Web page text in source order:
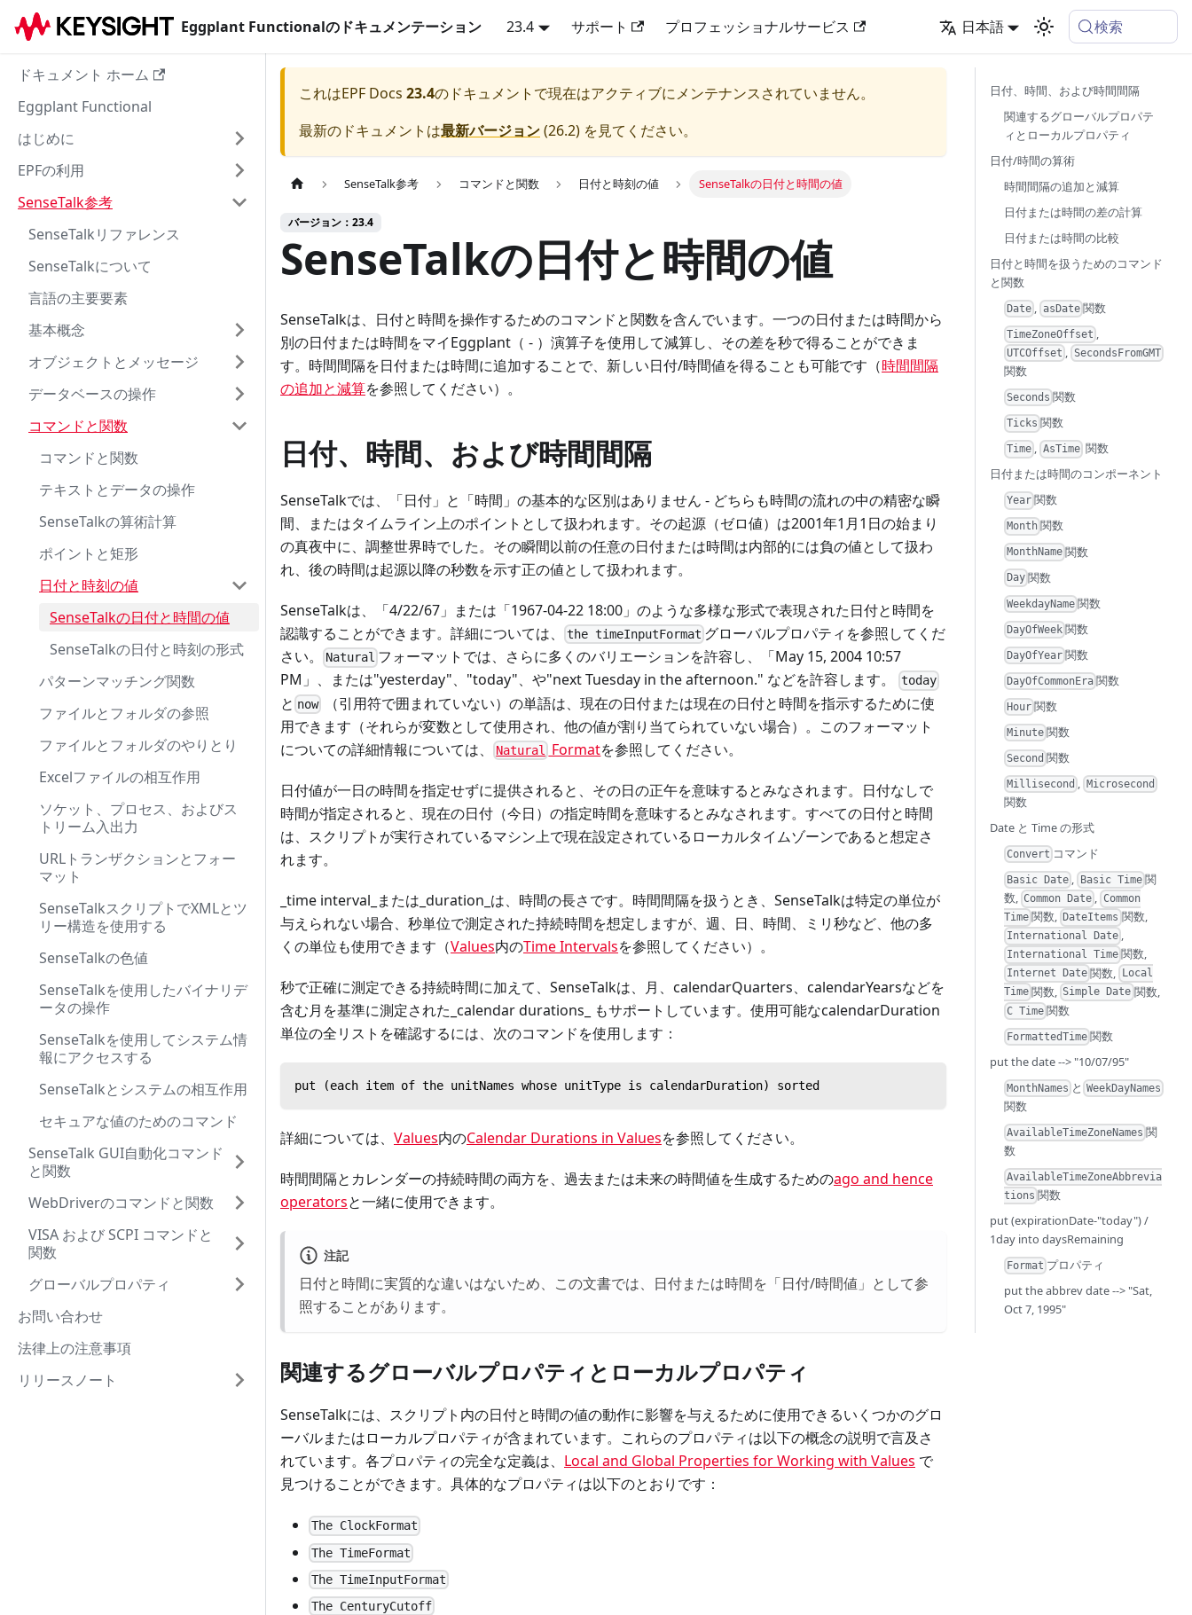
Eggplant Functionalのドキュメンテーション 23.4 サポート プロフェッショナルサービス 日本語 検索
ドキュメント ホーム
Eggplant Functional
はじめに
EPFの利用
SenseTalk参考
SenseTalkリファレンス
SenseTalkについて
言語の主要要素
基本概念
オブジェクトとメッセージ
データベースの操作
コマンドと関数
コマンドと関数
テキストとデータの操作
SenseTalkの算術計算
ポイントと矩形
日付と時刻の値
SenseTalkの日付と時間の値
SenseTalkの日付と時刻の形式
パターンマッチング関数
ファイルとフォルダの参照
ファイルとフォルダのやりとり
Excelファイルの相互作用
ソケット、プロセス、およびス
トリーム入出力
URLトランザクションとフォー
マット
SenseTalkスクリプトでXMLとツ
リー構造を使用する
SenseTalkの色値
SenseTalkを使用したバイナリデ
ータの操作
SenseTalkを使用してシステム情
報にアクセスする
SenseTalkとシステムの相互作用
セキュアな値のためのコマンド
SenseTalk GUI自動化コマンド
と関数
WebDriverのコマンドと関数
VISA および SCPI コマンドと
関数
グローバルプロパティ
お問い合わせ
法律上の注意事項
リリースノート
これはEPF Docs 23.4のドキュメントで現在はアクティブにメンテナンスされていません。
最新のドキュメントは最新バージョン(26.2) を見てください。
SenseTalk参考 コマンドと関数 日付と時刻の値 SenseTalkの日付と時間の値
バージョン：23.4
SenseTalkの日付と時間の値
SenseTalkは、日付と時間を操作するためのコマンドと関数を含んでいます。一つの日付または時間から
別の日付または時間をマイEggplant（ - ）演算子を使用して減算し、その差を秒で得ることができま
す。時間間隔を日付または時間に追加することで、新しい日付/時間値を得ることも可能です（時間間隔
の追加と減算を参照してください）。
日付、時間、および時間間隔
SenseTalkでは、「日付」と「時間」の基本的な区別はありません - どちらも時間の流れの中の精密な瞬
間、またはタイムライン上のポイントとして扱われます。その起源（ゼロ値）は2001年1月1日の始まり
の真夜中に、調整世界時でした。その瞬間以前の任意の日付または時間は内部的には負の値として扱わ
れ、後の時間は起源以降の秒数を示す正の値として扱われます。
SenseTalkは、「4/22/67」または「1967-04-22 18:00」のような多様な形式で表現された日付と時間を
認識することができます。詳細については、
the timeInputFormat グローバルプロパティを参照してくだ
さい。
Natural フォーマットでは、さらに多くのバリエーションを許容し、「May 15, 2004 10:57
PM」、または"yesterday"、"today"、や"next Tuesday in the afternoon." などを許容します。
today
と now
（引用符で囲まれていない）の単語は、現在の日付または現在の日付と時間を指示するために使
用できます（それらが変数として使用され、他の値が割り当てられていない場合）。このフォーマット
についての詳細情報については、
Natural Formatを参照してください。
日付値が一日の時間を指定せずに提供されると、その日の正午を意味するとみなされます。日付なしで
時間が指定されると、現在の日付（今日）の指定時間を意味するとみなされます。すべての日付と時間
は、スクリプトが実行されているマシン上で現在設定されているローカルタイムゾーンであると想定さ
れます。
_time interval_または_duration_は、時間の長さです。時間間隔を扱うとき、SenseTalkは特定の単位が
与えられない場合、秒単位で測定された持続時間を想定しますが、週、日、時間、ミリ秒など、他の多
くの単位も使用できます（Values内のTime Intervalsを参照してください）。
秒で正確に測定できる持続時間に加えて、SenseTalkは、月、calendarQuarters、calendarYearsなどを
含む月を基準に測定された_calendar durations_ もサポートしています。使用可能なcalendarDuration
単位の全リストを確認するには、次のコマンドを使用します：
put (each item of the unitNames whose unitType is calendarDuration) sorted
詳細については、 Values内のCalendar Durations in Valuesを参照してください。
時間間隔とカレンダーの持続時間の両方を、過去または未来の時間値を生成するためのago and hence
operatorsと一緒に使用できます。
注記
日付と時間に実質的な違いはないため、この文書では、日付または時間を「日付/時間値」として参
照することがあります。
関連するグローバルプロパティとローカルプロパティ
SenseTalkには、スクリプト内の日付と時間の値の動作に影響を与えるために使用できるいくつかのグロ
ーバルまたはローカルプロパティが含まれています。これらのプロパティは以下の概念の説明で言及さ
れています。各プロパティの完全な定義は、 Local and Global Properties for Working with Values で
見つけることができます。具体的なプロパティは以下のとおりです：
The ClockFormat
The TimeFormat
The TimeInputFormat
The CenturyCutoff
日付、時間、および時間間隔
関連するグローバルプロパテ
ィとローカルプロパティ
日付/時間の算術
時間間隔の追加と減算
日付または時間の差の計算
日付または時間の比較
日付と時間を扱うためのコマンド
と関数
Date , asDate 関数
TimeZoneOffset ,
UTCOffset , SecondsFromGMT
関数
Seconds 関数
Ticks 関数
Time , AsTime 関数
日付または時間のコンポーネント
Year 関数
Month 関数
MonthName 関数
Day 関数
WeekdayName 関数
DayOfWeek 関数
DayOfYear 関数
DayOfCommonEra 関数
Hour 関数
Minute 関数
Second 関数
Millisecond , Microsecond
関数
Date と Time の形式
Convert コマンド
Basic Date , Basic Time 関
数, Common Date , Common
Time 関数, DateItems 関数,
International Date ,
International Time 関数,
Internet Date 関数, Local
Time 関数, Simple Date 関数,
C Time 関数
FormattedTime 関数
put the date --> "10/07/95"
MonthNames と WeekDayNames
関数
AvailableTimeZoneNames 関
数
AvailableTimeZoneAbbrevia
tions 関数
put (expirationDate-"today") /
1day into daysRemaining
Format プロパティ
put the abbrev date --> "Sat,
Oct 7, 1995"